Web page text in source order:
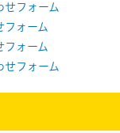
せフォーム
フォーム
フォーム
せフォーム